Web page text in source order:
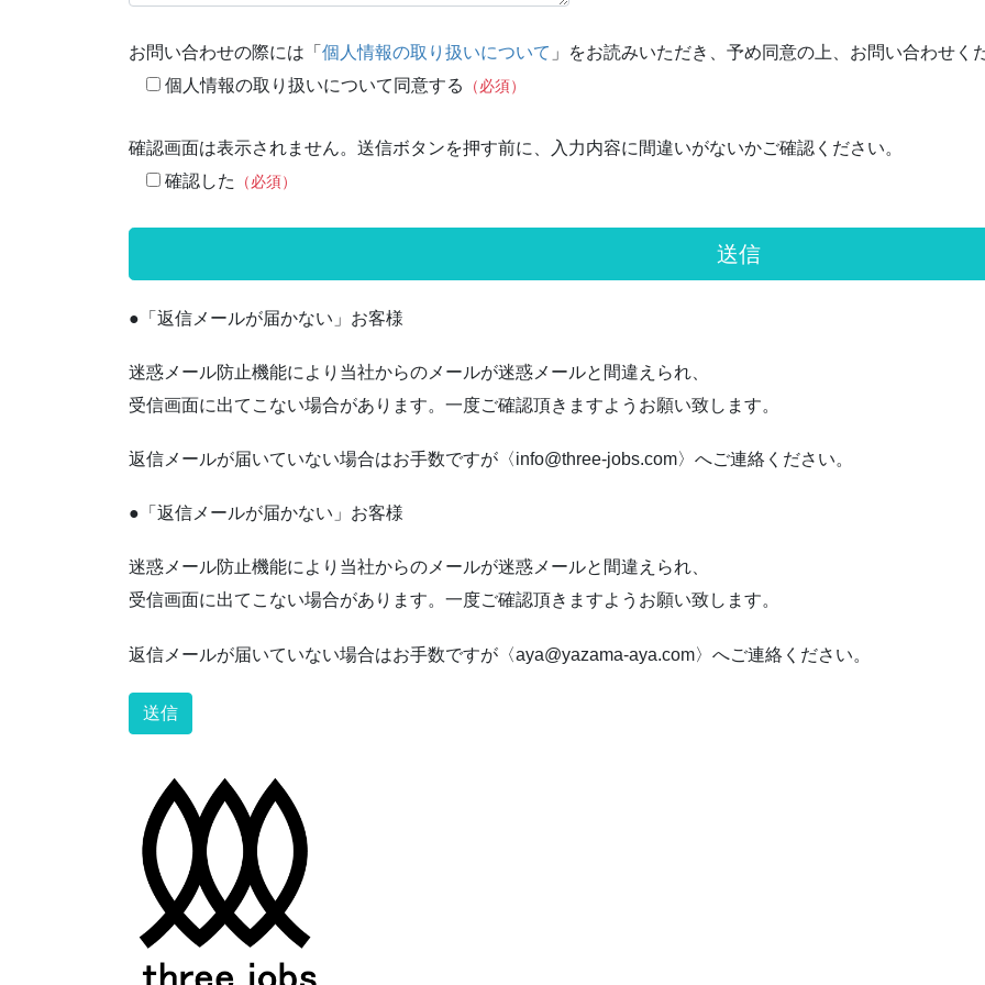
お問い合わせの際には「 個人情報の取り扱いについて 」をお読みいただき、予め同意の上、お問い合わせく
個人情報の取り扱いについて同意する
（必須）
確認画面は表示されません。送信ボタンを押す前に、入力内容に間違いがないかご確認ください。
確認した
（必須）
●「返信メールが届かない」お客様
迷惑メール防止機能により当社からのメールが迷惑メールと間違えられ、
受信画面に出てこない場合があります。一度ご確認頂きますようお願い致します。
返信メールが届いていない場合はお手数ですが〈info@three-jobs.com〉へご連絡ください。
●「返信メールが届かない」お客様
迷惑メール防止機能により当社からのメールが迷惑メールと間違えられ、
受信画面に出てこない場合があります。一度ご確認頂きますようお願い致します。
返信メールが届いていない場合はお手数ですが〈aya@yazama-aya.com〉へご連絡ください。